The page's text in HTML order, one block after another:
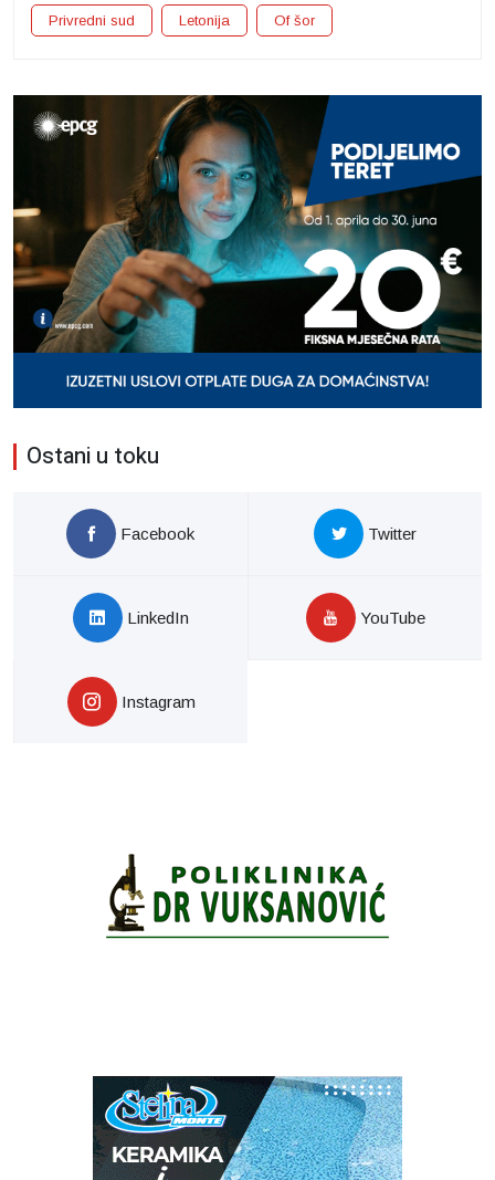
Privredni sud Letonija Of šor
Ostani u toku
Facebook Twitter
LinkedIn YouTube
Instagram